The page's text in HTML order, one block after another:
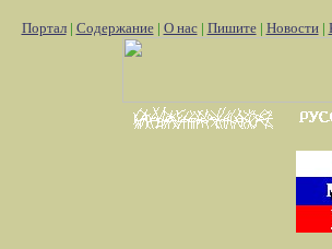
Портал| Содержание| О нас| Пишите| Новости|